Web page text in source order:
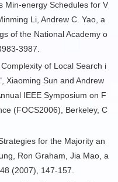
Min-energy Schedules for V
Li, Andrew C. Yao, a
of the National Academy o
3987.
of Local Search i
Xiaoming Sun and Andrew
IEEE Symposium on F
(FOCS2006), Berkeley, C
for the Majority an
Ron Graham, Jia Mao, a
(2007), 147-157.